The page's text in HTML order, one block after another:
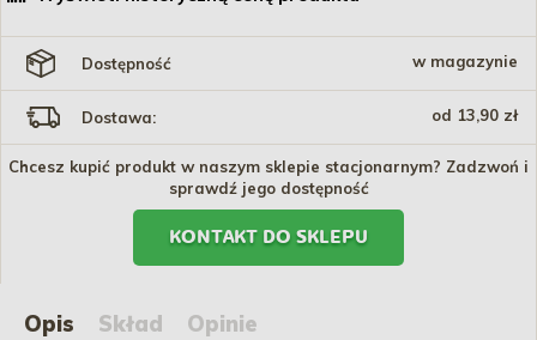
Dostępność w magazynie
Dostawa: od 13,90 zł
Chcesz kupić produkt w naszym sklepie stacjonarnym? Zadzwoń i
sprawdź jego dostępność
KONTAKT DO SKLEPU
Opis Skład Opinie